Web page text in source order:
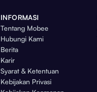
INFORMASI
Tentang Mobee
Hubungi Kami
Berita
Karir
Syarat & Ketentuan
Kebijakan Privasi